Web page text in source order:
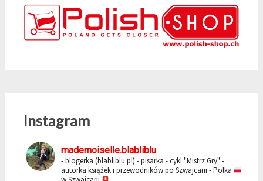
Instagram
mademoiselle.blabliblu
- blogerka (blabliblu.pl) - pisarka - cykl "Mistrz Gry" -
autorka książek i przewodników po Szwajcarii - Polka